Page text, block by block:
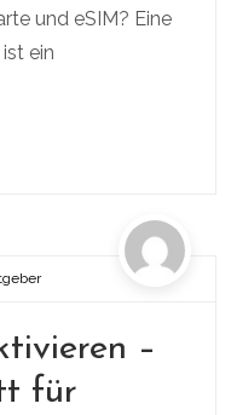
und eSIM? Eine
ein
–
für